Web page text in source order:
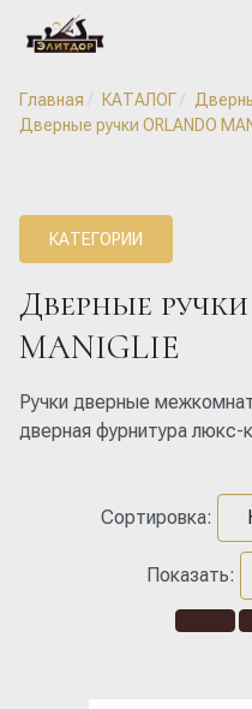
Главная КАТАЛОГ
Дверные ручки ORLANDO
КАТЕГОРИИ
Дверные
MANIGLIE
Ручки дверные
дверная фурнитура люкс-
Сортировка:
Показать: